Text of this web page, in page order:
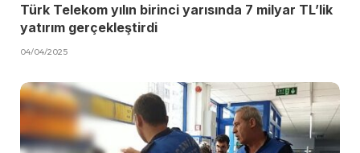
Türk Telekom yılın birinci yarısında 7 milyar TL’lik
yatırım gerçekleştirdi
04/04/2025